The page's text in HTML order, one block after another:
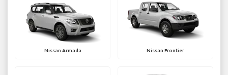
Nissan Armada Nissan Frontier